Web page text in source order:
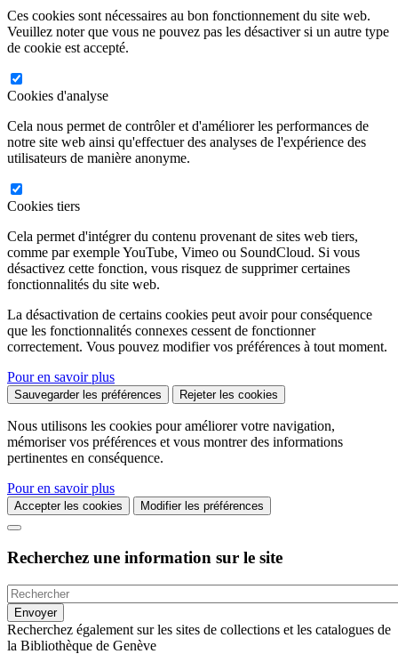
Ces cookies sont nécessaires au bon fonctionnement du site web.
Veuillez noter que vous ne pouvez pas les désactiver si un autre type
de cookie est accepté.
Cookies d'analyse
Cela nous permet de contrôler et d'améliorer les performances de
notre site web ainsi qu'effectuer des analyses de l'expérience des
utilisateurs de manière anonyme.
Cookies tiers
Cela permet d'intégrer du contenu provenant de sites web tiers,
comme par exemple YouTube, Vimeo ou SoundCloud. Si vous
désactivez cette fonction, vous risquez de supprimer certaines
fonctionnalités du site web.
La désactivation de certains cookies peut avoir pour conséquence
que les fonctionnalités connexes cessent de fonctionner
correctement. Vous pouvez modifier vos préférences à tout moment.
Pour en savoir plus
Sauvegarder les préférences Rejeter les cookies
Nous utilisons les cookies pour améliorer votre navigation,
mémoriser vos préférences et vous montrer des informations
pertinentes en conséquence.
Pour en savoir plus
Accepter les cookies Modifier les préférences
Recherchez une information sur le site
Recherchez également sur les sites de collections et les catalogues de
la Bibliothèque de Genève